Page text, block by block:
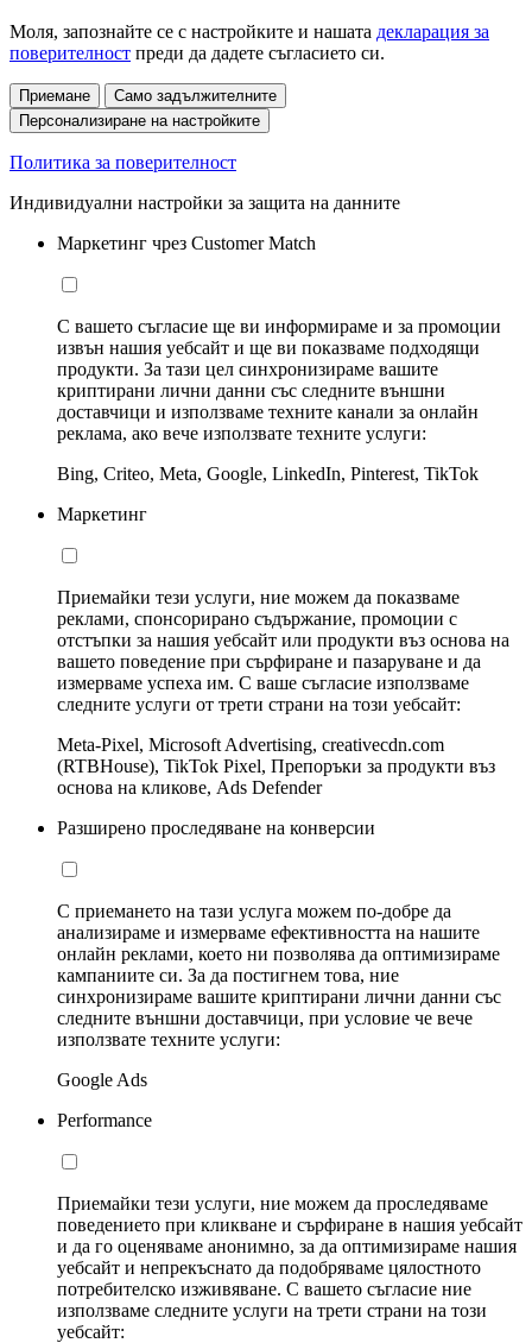
Моля, запознайте се с настройките и нашата декларация за
поверителност преди да дадете съгласието си.
Приемане
Само задължителните
Персонализиране на настройките
Политика за поверителност
Индивидуални настройки за защита на данните
Маркетинг чрез Customer Match
С вашето съгласие ще ви информираме и за промоции
извън нашия уебсайт и ще ви показваме подходящи
продукти. За тази цел синхронизираме вашите
криптирани лични данни със следните външни
доставчици и използваме техните канали за онлайн
реклама, ако вече използвате техните услуги:
Bing, Criteo, Meta, Google, LinkedIn, Pinterest, TikTok
Маркетинг
Приемайки тези услуги, ние можем да показваме
реклами, спонсорирано съдържание, промоции с
отстъпки за нашия уебсайт или продукти въз основа на
вашето поведение при сърфиране и пазаруване и да
измерваме успеха им. С ваше съгласие използваме
следните услуги от трети страни на този уебсайт:
Meta-Pixel, Microsoft Advertising, creativecdn.com
(RTBHouse), TikTok Pixel, Препоръки за продукти въз
основа на кликове, Ads Defender
Разширено проследяване на конверсии
С приемането на тази услуга можем по-добре да
анализираме и измерваме ефективността на нашите
онлайн реклами, което ни позволява да оптимизираме
кампаниите си. За да постигнем това, ние
синхронизираме вашите криптирани лични данни със
следните външни доставчици, при условие че вече
използвате техните услуги:
Google Ads
Performance
Приемайки тези услуги, ние можем да проследяваме
поведението при кликване и сърфиране в нашия уебсайт
и да го оценяваме анонимно, за да оптимизираме нашия
уебсайт и непрекъснато да подобряваме цялостното
потребителско изживяване. С вашето съгласие ние
използваме следните услуги на трети страни на този
уебсайт: